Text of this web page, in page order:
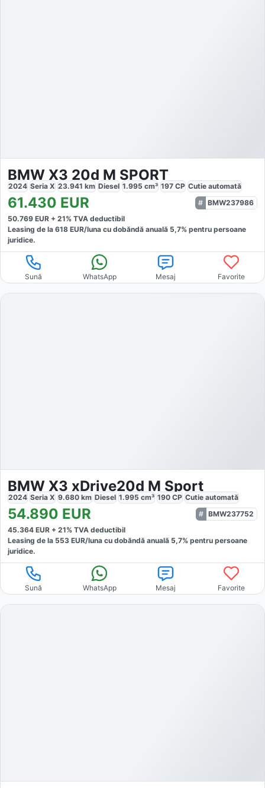
BMW X3 20d M SPORT
2024 Seria X 23.941 km Diesel 1.995 cm³ 197 CP Cutie automată
61.430 EUR
BMW237986
50.769 EUR + 21% TVA deductibil
Leasing de la 618 EUR/luna cu dobăndă anuală 5,7% pentru persoane
juridice.
Sună WhatsApp Mesaj Favorite
BMW X3 xDrive20d M Sport
2024 Seria X 9.680 km Diesel 1.995 cm³ 190 CP Cutie automată
54.890 EUR
BMW237752
45.364 EUR + 21% TVA deductibil
Leasing de la 553 EUR/luna cu dobăndă anuală 5,7% pentru persoane
juridice.
Sună WhatsApp Mesaj Favorite